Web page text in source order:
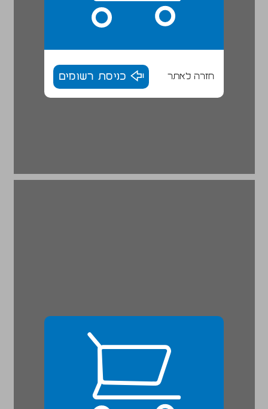
חזרה לאתר כניסת רשומים
מקורות למבוא ... 21